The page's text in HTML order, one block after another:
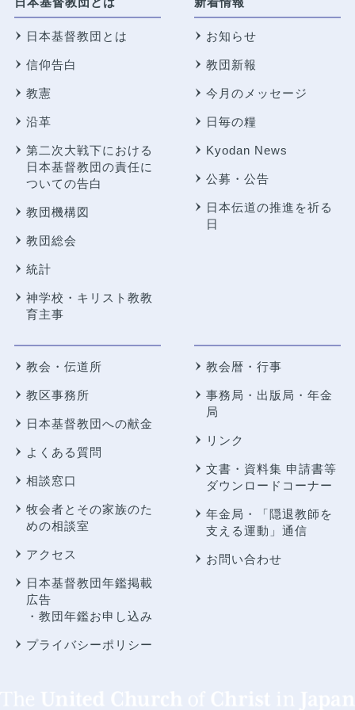
日本基督教団とは
信仰告白
教憲
沿革
第二次大戦下における
日本基督教団の責任に
ついての告白
教団機構図
教団総会
統計
神学校・キリスト教教
育主事
お知らせ
教団新報
今月のメッセージ
日毎の糧
Kyodan News
公募・公告
日本伝道の推進を祈る
日
教会・伝道所
教区事務所
日本基督教団への献金
よくある質問
相談窓口
牧会者とその家族のた
めの相談室
アクセス
日本基督教団年鑑掲載
広告
・教団年鑑お申し込み
プライバシーポリシー
教会暦・行事
事務局・出版局・年金
局
リンク
文書・資料集 申請書等
ダウンロードコーナー
年金局・
「隠退教師を
支える運動」通信
お問い合わせ